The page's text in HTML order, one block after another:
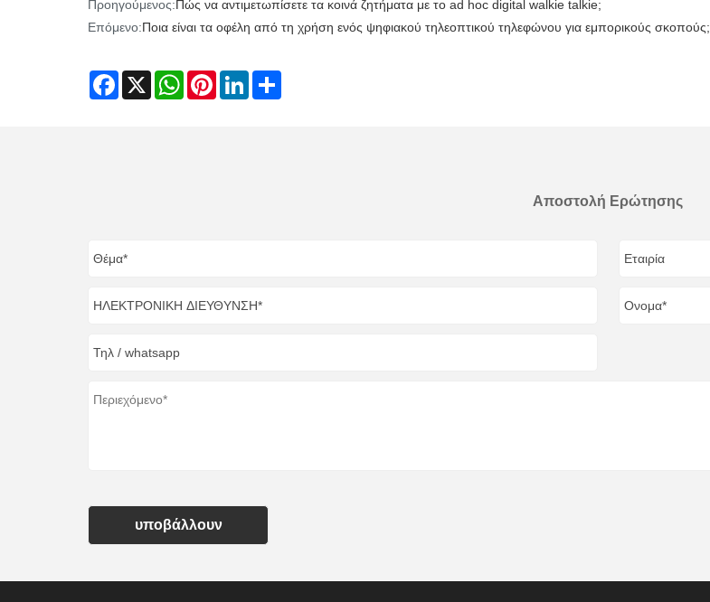
Προηγούμενος:Πώς να αντιμετωπίσετε τα κοινά ζητήματα με το ad hoc digital walkie talkie;
Επόμενο:Ποια είναι τα οφέλη από τη χρήση ενός ψηφιακού τηλεοπτικού τηλεφώνου για εμπορικούς σκοπούς;
Facebook
X WhatsAppPinterestLinkedIn
Αποστολή Ερώτησης
υποβάλλουν